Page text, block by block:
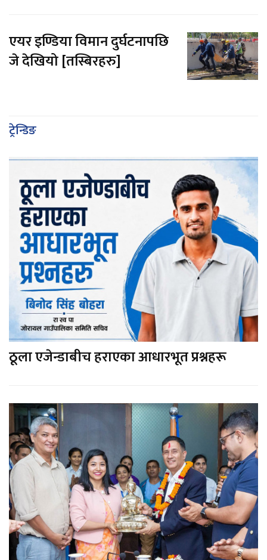
एयर इण्डिया विमान दुर्घटनापछि
जे देखियो [तस्बिरहरु]
ट्रेन्डिङ
ठूला एजेन्डाबीच हराएका आधारभूत प्रश्नहरू